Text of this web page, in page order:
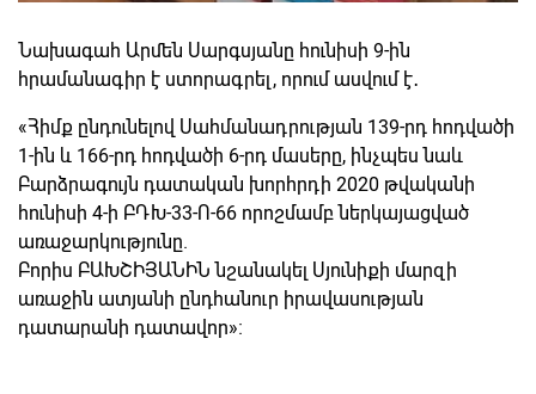
Նախագահ Արմեն Սարգսյանը հունիսի 9-ին
հրամանագիր է ստորագրել, որում ասվում է․
«Հիմք ընդունելով Սահմանադրության 139-րդ հոդվածի
1-ին և 166-րդ հոդվածի 6-րդ մասերը, ինչպես նաև
Բարձրագույն դատական խորհրդի 2020 թվականի
հունիսի 4-ի ԲԴԽ-33-Ո-66 որոշմամբ ներկայացված
առաջարկությունը.
Բորիս ԲԱԽՇԻՅԱՆԻՆ նշանակել Սյունիքի մարզի
առաջին ատյանի ընդհանուր իրավասության
դատարանի դատավոր»։